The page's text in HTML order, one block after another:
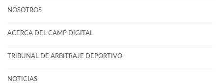
NOSOTROS
ACERCA DEL CAMP DIGITAL
TRIBUNAL DE ARBITRAJE DEPORTIVO
NOTICIAS